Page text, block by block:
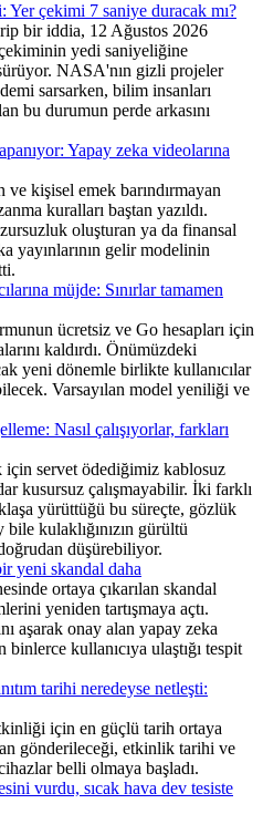
Yer çekimi 7 saniye duracak mı?
bir iddia, 12 Ağustos 2026
yedi saniyeliğine
NASA'nın gizli projeler
sarsarken, bilim insanları
bu durumun perde arkasını
Yapay zeka videolarına
kişisel emek barındırmayan
kuralları baştan yazıldı.
oluşturan ya da finansal
yayınlarının gelir modelinin
müjde: Sınırlar tamamen
ücretsiz ve Go hesapları için
kaldırdı. Önümüzdeki
yeni dönemle birlikte kullanıcılar
Varsayılan model yeniliği ve
Nasıl çalışıyorlar, farkları
için servet ödediğimiz kablosuz
kusursuz çalışmayabilir. İki farklı
yürüttüğü bu süreçte, gözlük
kulaklığınızın gürültü
düşürebiliyor.
yeni skandal daha
ortaya çıkarılan skandal
yeniden tartışmaya açtı.
aşarak onay alan yapay zeka
kullanıcıya ulaştığı tespit
tarihi neredeyse netleşti:
için en güçlü tarih ortaya
gönderileceği, etkinlik tarihi ve
belli olmaya başladı.
vurdu, sıcak hava dev tesiste